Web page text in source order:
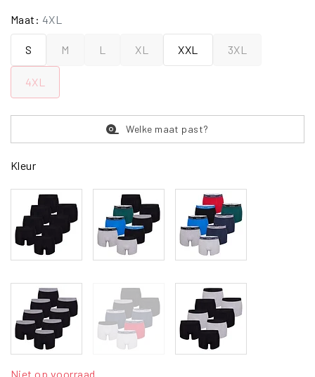
Maat: 4XL
S M L XL XXL 3XL
4XL
Welke maat past?
Kleur
Niet op voorraad